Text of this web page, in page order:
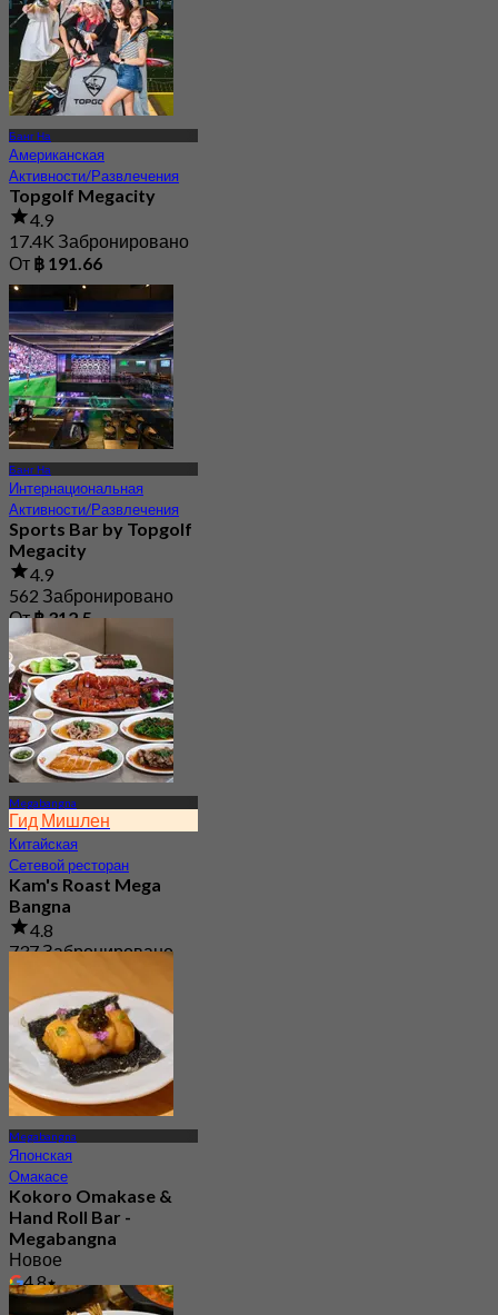
Банг На
Американская
Активности/Развлечения
Topgolf Megacity
4.9
17.4K Забронировано
От ฿ 191.66
Банг На
Интернациональная
Активности/Развлечения
Sports Bar by Topgolf
Megacity
4.9
562 Забронировано
От฿ 312.5
Megabangna
Гид Мишлен
Китайская
Сетевой ресторан
Kam's Roast Mega
Bangna
4.8
737 Забронировано
Megabangna
Японская
Омакасе
Kokoro Omakase &
Hand Roll Bar -
Megabangna
Новое
4.8
От฿ 1,290